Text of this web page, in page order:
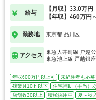
給与
【月収】33.0万円
【年収】460万円
勤務地 東京都 品川区
アクセス
東急大井町線 戸越
東急池上線 戸越銀
年収600万円以上可 未経験者も応募
残業月10ｈ以下
住宅補助（手当）
店舗数30以上
積極採用中 夏～秋